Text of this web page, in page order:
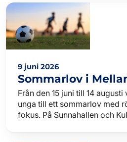
9 juni 2026
Sommarlov i
Från den 15 juni till 14
unga till ett sommarlov med
fokus. På Sunnahallen och